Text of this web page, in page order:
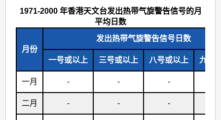
计
1971-2000 年香港天文台发出热带气旋警告信号的月
平均日数
月份
发出热带气旋警告信号日数
一号或以上 三号或以上 八号或以上 九号
一月 - - -
二月 - - -